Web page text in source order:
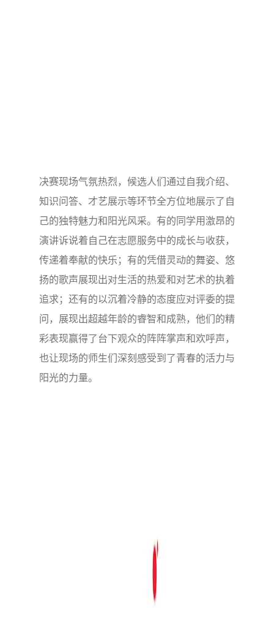
决赛现场气氛热烈，候选人们通过自我介绍、
知识问答、才艺展示等环节全方位地展示了自
己的独特魅力和阳光风采。有的同学用激昂的
演讲诉说着自己在志愿服务中的成长与收获，
传递着奉献的快乐；有的凭借灵动的舞姿、悠
扬的歌声展现出对生活的热爱和对艺术的执着
追求；还有的以沉着冷静的态度应对评委的提
问，展现出超越年龄的睿智和成熟，他们的精
彩表现赢得了台下观众的阵阵掌声和欢呼声，
也让现场的师生们深刻感受到了青春的活力与
阳光的力量。